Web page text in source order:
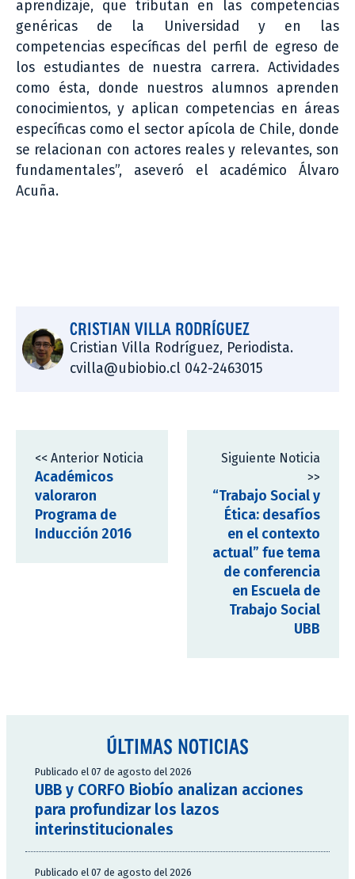
aprendizaje, que tributan en las competencias
genéricas de la Universidad y en las
competencias específicas del perfil de egreso de
los estudiantes de nuestra carrera. Actividades
como ésta, donde nuestros alumnos aprenden
conocimientos, y aplican competencias en áreas
específicas como el sector apícola de Chile, donde
se relacionan con actores reales y relevantes, son
fundamentales”, aseveró el académico Álvaro
Acuña.
CRISTIAN VILLA RODRÍGUEZ
Cristian Villa Rodríguez, Periodista.
cvilla@ubiobio.cl 042-2463015
<< Anterior Noticia
Académicos
valoraron
Programa de
Inducción 2016
Siguiente Noticia
>>
“Trabajo Social y
Ética: desafíos
en el contexto
actual” fue tema
de conferencia
en Escuela de
Trabajo Social
UBB
ÚLTIMAS NOTICIAS
Publicado el 07 de agosto del 2026
UBB y CORFO Biobío analizan acciones
para profundizar los lazos
interinstitucionales
Publicado el 07 de agosto del 2026